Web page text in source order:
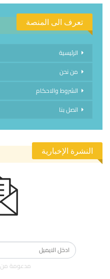
تعرف الى المنصة
الرئيسية
من نحن
الشروط والاحكام
اتصل بنا
النشرة الإخبارية
مدعومة من